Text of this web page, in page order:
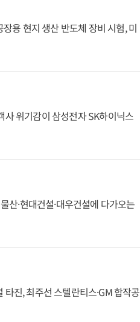
용 현지 생산 반도체 장비 시험, 미
위기감이 삼성전자 SK하이닉스
산·현대건설·대우건설에 다가오는
진, 최주선 스텔란티스·GM 합작공